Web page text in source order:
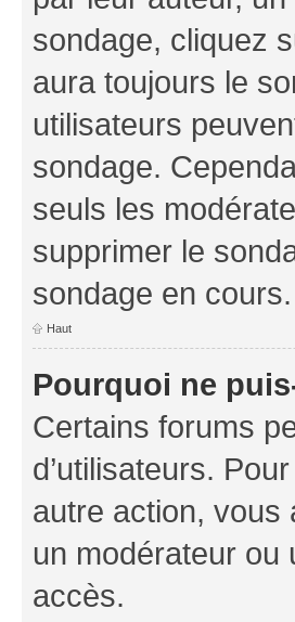
sondage, cliquez
aura toujours le
utilisateurs
sondage.
seuls les
supprimer le
sondage en cours.
Haut
Pourquoi ne
Certains forums
d’utilisateurs.
autre action, vous
un modérateur ou
accès.